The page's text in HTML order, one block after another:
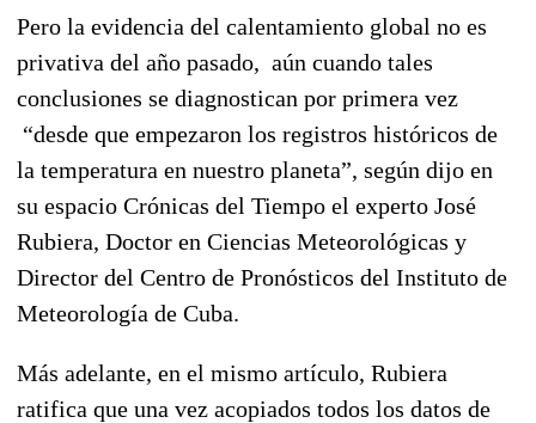
Pero la evidencia del calentamiento global no es
privativa del año pasado, aún cuando tales
conclusiones se diagnostican por primera vez
“desde que empezaron los registros históricos de
la temperatura en nuestro planeta”, según dijo en
su espacio Crónicas del Tiempo el experto José
Rubiera, Doctor en Ciencias Meteorológicas y
Director del Centro de Pronósticos del Instituto de
Meteorología de Cuba.
Más adelante, en el mismo artículo, Rubiera
ratifica que una vez acopiados todos los datos de